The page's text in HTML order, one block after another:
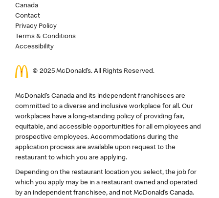
Canada
Contact
Privacy Policy
Terms & Conditions
Accessibility
© 2025 McDonald’s. All Rights Reserved.
McDonald’s Canada and its independent franchisees are
committed to a diverse and inclusive workplace for all. Our
workplaces have a long-standing policy of providing fair,
equitable, and accessible opportunities for all employees and
prospective employees. Accommodations during the
application process are available upon request to the
restaurant to which you are applying.
Depending on the restaurant location you select, the job for
which you apply may be in a restaurant owned and operated
by an independent franchisee, and not McDonald’s Canada.